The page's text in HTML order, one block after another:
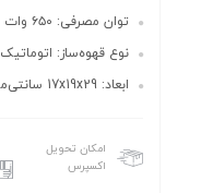
توان مصرفی: ۶۵۰ وات
نوع قهوه‌ساز: اتوماتیک
ابعاد: 17x19x29 سانتی‌متر
امکان تحویل
اکسپرس